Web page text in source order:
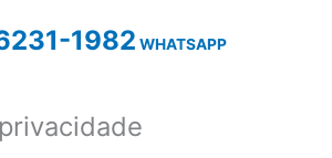
1982 WHATSAPP